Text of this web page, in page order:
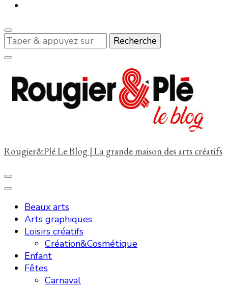
Vous
recherchiez
quelque
chose
Rougier&Plé Le Blog | La grande maison des arts créatifs
Beaux arts
Arts graphiques
Loisirs créatifs
Création&Cosmétique
Enfant
Fêtes
Carnaval